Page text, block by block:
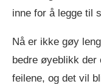
inne for å legge til
Nå er ikke gøy
bedre øyeblikk der
feilene, og det vil